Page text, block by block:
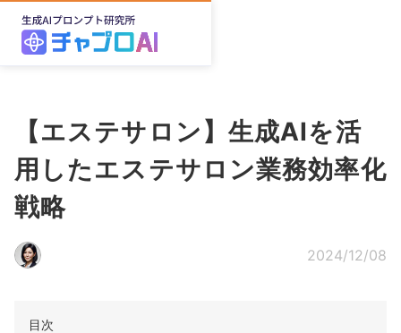
【エステサロン】生成AIを活
用したエステサロン業務効率化
戦略
2024/12/08
目次